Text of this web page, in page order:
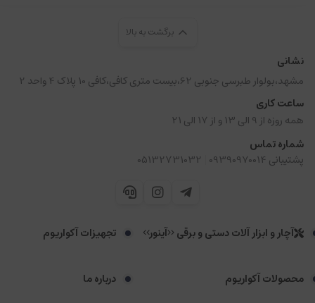
برگشت به بالا
نشانی
مشهد،بولوار طبرسی جنوبی 62،بیست متری کافی،کافی 10 پلاک 4 واحد 2
ساعت کاری
همه روزه از 9 الی 13 و از 17 الی 21
شماره تماس
پشتیبانی 09390970014
05132731032
آچار و ابزار آلات دستی و برقی <<آینور>> تجهیزات آکواریوم
محصولات آکواریوم درباره ما